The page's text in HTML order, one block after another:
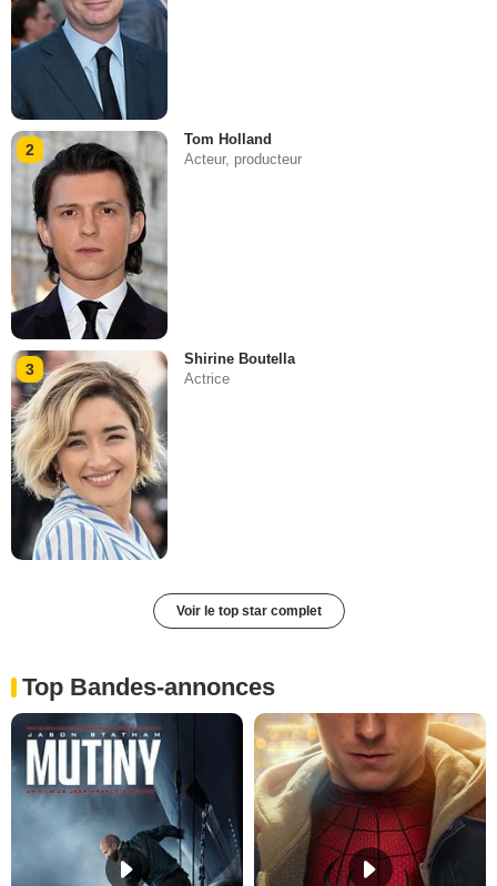
2
Tom Holland
Acteur, producteur
3
Shirine Boutella
Actrice
Voir le top star complet
Top Bandes-annonces